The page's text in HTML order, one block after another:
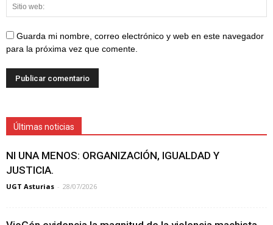
Guarda mi nombre, correo electrónico y web en este navegador
para la próxima vez que comente.
Últimas noticias
NI UNA MENOS: ORGANIZACIÓN, IGUALDAD Y
JUSTICIA.
UGT Asturias - 28/07/2026